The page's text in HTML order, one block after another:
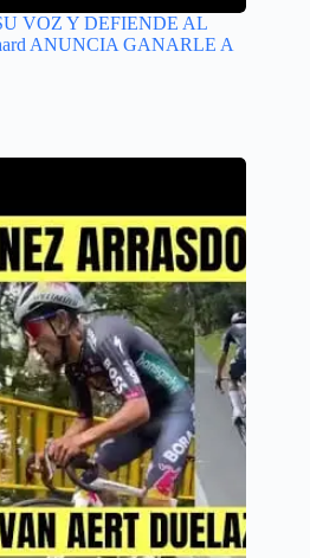
VOZ Y DEFIENDE AL
ANUNCIA GANARLE A